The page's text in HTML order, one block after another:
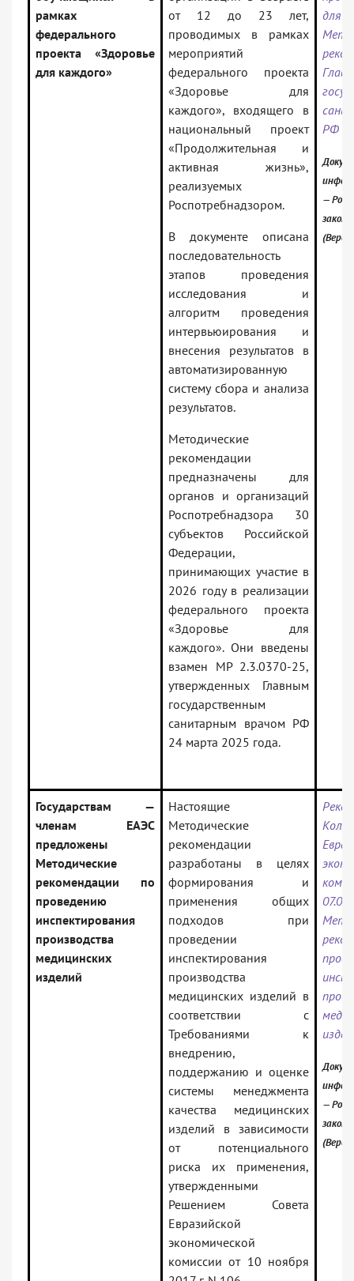
рамках
федерального
проекта «Здоровье
для каждого»
от 12 до 23 лет,
проводимых в рамках
мероприятий
федерального проекта
«Здоровье для
каждого», входящего в
национальный проект
«Продолжительная и
активная жизнь»,
реализуемых
Роспотребнадзором.
В документе описана
последовательность
этапов проведения
исследования и
алгоритм проведения
интервьюирования и
внесения результатов в
автоматизированную
систему сбора и анализа
результатов.
Методические
рекомендации
предназначены для
органов и организаций
Роспотребнадзора 30
субъектов Российской
Федерации,
принимающих участие в
2026 году в реализации
федерального проекта
«Здоровье для
каждого». Они введены
взамен МР 2.3.0370-25,
утвержденных Главным
государственным
санитарным врачом РФ
24 марта 2025 года.
РФ
—
Государствам —
членам ЕАЭС
предложены
Методические
рекомендации по
проведению
инспектирования
производства
медицинских
изделий
Настоящие
Методические
рекомендации
разработаны в целях
формирования и
применения общих
подходов при
проведении
инспектирования
производства
медицинских изделий в
соответствии с
Требованиями к
внедрению,
поддержанию и оценке
системы менеджмента
качества медицинских
изделий в зависимости
от потенциального
риска их применения,
утвержденными
Решением Совета
Евразийской
экономической
комиссии от 10 ноября
—